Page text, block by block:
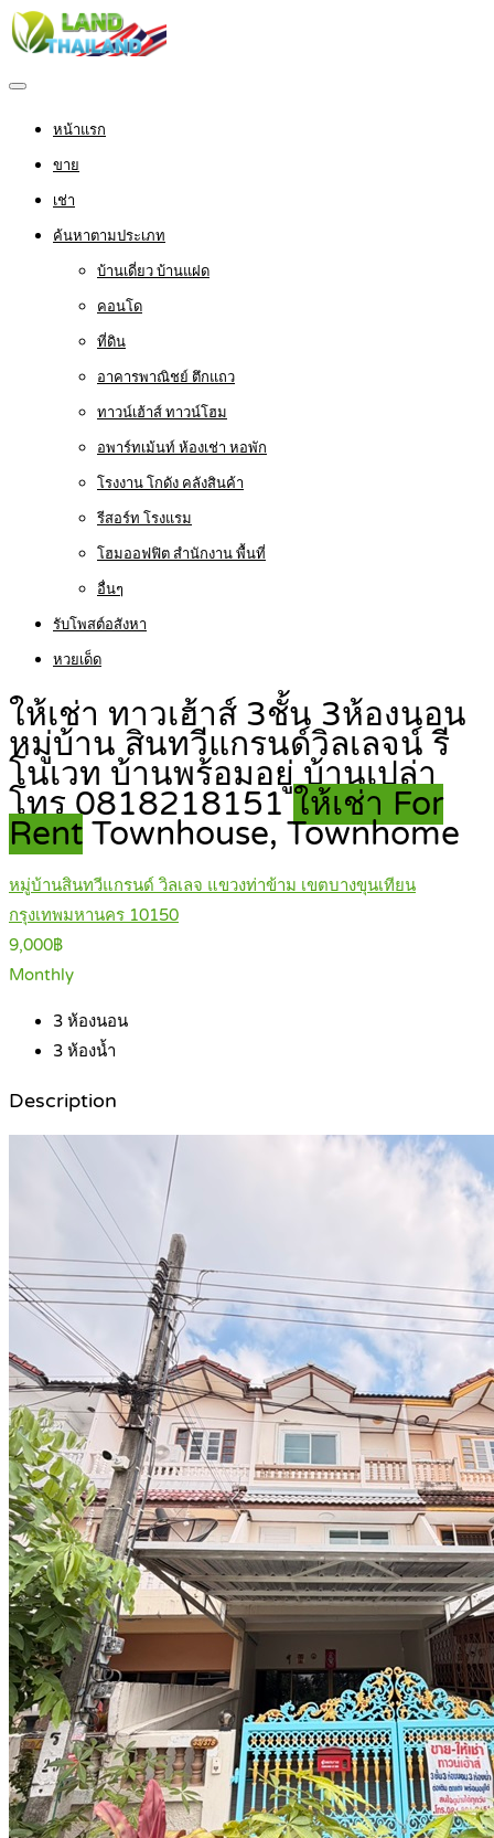
หน้าแรก
ขาย
เช่า
ค้นหาตามประเภท
บ้านเดี่ยว บ้านแฝด
คอนโด
ที่ดิน
อาคารพาณิชย์ ตึกแถว
ทาวน์เฮ้าส์ ทาวน์โฮม
อพาร์ทเม้นท์ ห้องเช่า หอพัก
โรงงาน โกดัง คลังสินค้า
รีสอร์ท โรงแรม
โฮมออฟฟิต สำนักงาน พื้นที่
อื่นๆ
รับโพสต์อสังหา
หวยเด็ด
ให้เช่า ทาวเฮ้าส์ 3ชั้น 3ห้องนอน
หมู่บ้าน สินทวีแกรนด์วิลเลจน์ รี
โนเวท บ้านพร้อมอยู่ บ้านเปล่า
โทร 0818218151ให้เช่า For
Rent Townhouse, Townhome
หมู่บ้านสินทวีแกรนด์ วิลเลจ แขวงท่าข้าม เขตบางขุนเทียน
กรุงเทพมหานคร 10150
9,000฿
Monthly
3 ห้องนอน
3 ห้องน้ำ
Description